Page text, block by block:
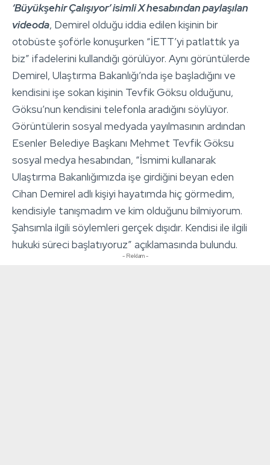
‘Büyükşehir Çalışıyor’ isimli X hesabından paylaşılan
videoda, Demirel olduğu iddia edilen kişinin bir
otobüste şoförle konuşurken “İETT’yi patlattık ya
biz” ifadelerini kullandığı görülüyor. Aynı görüntülerde
Demirel, Ulaştırma Bakanlığı’nda işe başladığını ve
kendisini işe sokan kişinin Tevfik Göksu olduğunu,
Göksu’nun kendisini telefonla aradığını söylüyor.
Görüntülerin sosyal medyada yayılmasının ardından
Esenler Belediye Başkanı Mehmet Tevfik Göksu
sosyal medya hesabından, “İsmimi kullanarak
Ulaştırma Bakanlığımızda işe girdiğini beyan eden
Cihan Demirel adlı kişiyi hayatımda hiç görmedim,
kendisiyle tanışmadım ve kim olduğunu bilmiyorum.
Şahsımla ilgili söylemleri gerçek dışıdır. Kendisi ile ilgili
hukuki süreci başlatıyoruz” açıklamasında bulundu.
- Reklam -